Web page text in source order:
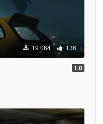
19 064 136
1.0